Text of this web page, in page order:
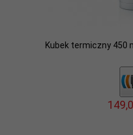
Kubek termiczny 450
149,